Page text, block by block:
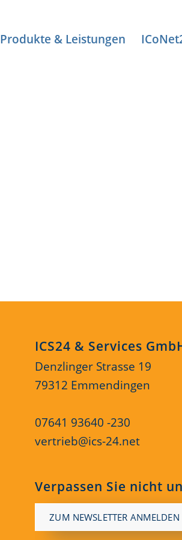
Produkte & Leistungen
ICS24 & Services
Denzlinger Strasse 19
79312 Emmendingen
07641 93640 -230
vertrieb@ics-24.net
Verpassen Sie nicht
ZUM NEWSLETTER ANMELDEN